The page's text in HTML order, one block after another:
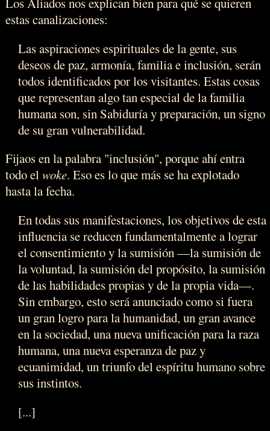
estas canalizaciones:
Las aspiraciones espirituales de la gente, sus
deseos de paz, armonía, familia e inclusión, serán
todos identificados por los visitantes. Estas cosas
que representan algo tan especial de la familia
humana son, sin Sabiduría y preparación, un signo
de su gran vulnerabilidad.
Fijaos en la palabra "inclusión", porque ahí entra
todo elwoke. Eso es lo que más se ha explotado
hasta la fecha.
En todas sus manifestaciones, los objetivos de esta
influencia se reducen fundamentalmente a lograr
el consentimiento y la sumisión —la sumisión de
la voluntad, la sumisión del propósito, la sumisión
de las habilidades propias y de la propia vida—.
Sin embargo, esto será anunciado como si fuera
un gran logro para la humanidad, un gran avance
en la sociedad, una nueva unificación para la raza
humana, una nueva esperanza de paz y
ecuanimidad, un triunfo del espíritu humano sobre
sus instintos.
[...]